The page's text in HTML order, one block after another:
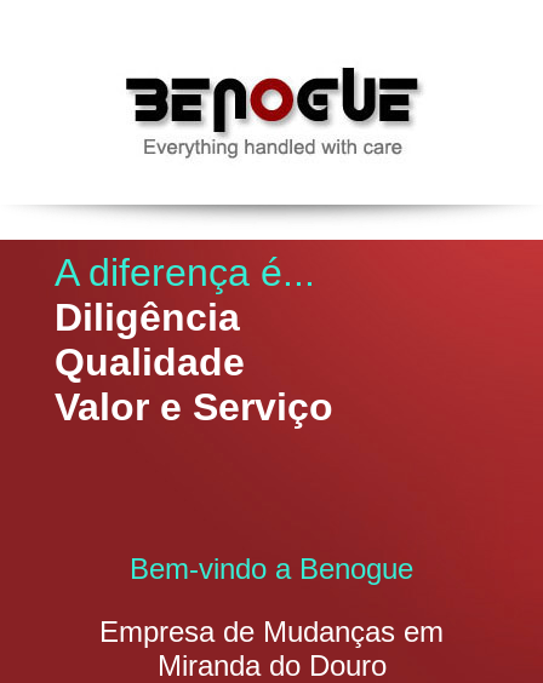
A diferença é...
Diligência
Qualidade
Valor e Serviço
Bem-vindo a Benogue
Empresa de Mudanças em
Miranda do Douro